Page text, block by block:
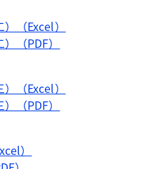
（Excel）
（PDF）
（Excel）
（PDF）
）